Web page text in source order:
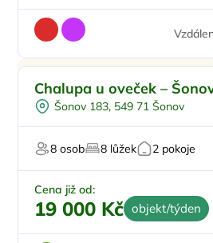
Chalupa u oveček –
Šonov 183, 549 71 Šonov
8 osob 8 lůžek 2 pokoje
Cena již od:
19 000 Kč objekt/týden